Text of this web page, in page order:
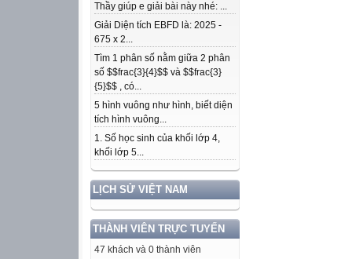
Thầy giúp e giải bài này nhé: ...
Giải Diện tích EBFD là: 2025 -
675 x 2...
Tìm 1 phân số nằm giữa 2 phân
số $$frac{3}{4}$$ và $$frac{3}
{5}$$ , có...
5 hình vuông như hình, biết diện
tích hình vuông...
1. Số học sinh của khối lớp 4,
khối lớp 5...
LỊCH SỬ VIỆT NAM
THÀNH VIÊN TRỰC TUYẾN
47 khách và 0 thành viên